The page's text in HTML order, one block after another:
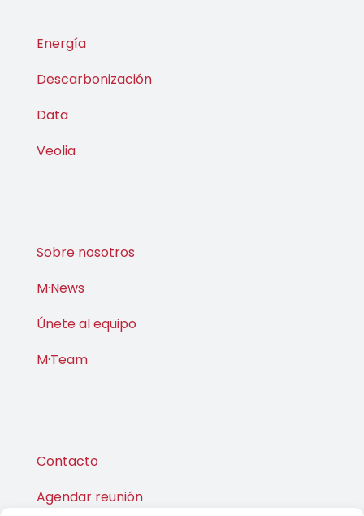
Energía
Descarbonización
Data
Veolia
Sobre nosotros
M·News
Únete al equipo
M·Team
Contacto
Agendar reunión